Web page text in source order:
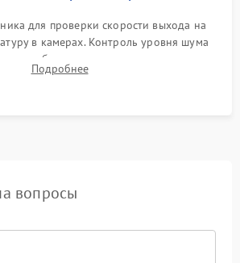
для проверки скорости выхода на
в камерах. Контроль уровня шума
обмерзания стенок и корректного
системы автоматической оттайки.
Подробнее
вопросы